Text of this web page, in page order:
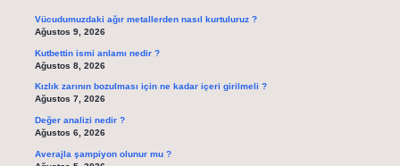
Vücudumuzdaki ağır metallerden nasıl kurtuluruz ?
Ağustos 9, 2026
Kutbettin ismi anlamı nedir ?
Ağustos 8, 2026
Kızlık zarının bozulması için ne kadar içeri girilmeli ?
Ağustos 7, 2026
Değer analizi nedir ?
Ağustos 6, 2026
Averajla şampiyon olunur mu ?